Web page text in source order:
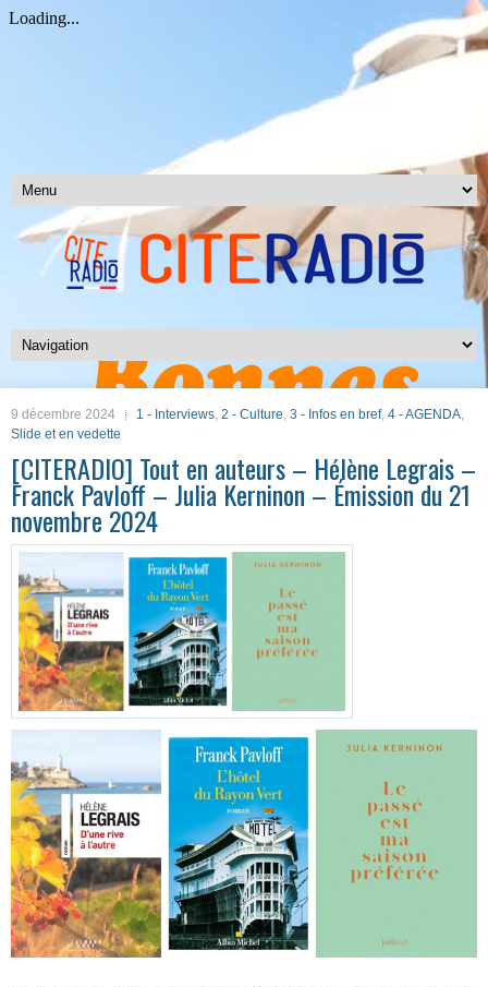
9 décembre 2024 1 - Interviews, 2 - Culture, 3 - Infos en bref, 4 - AGENDA,
Slide et en vedette
[CITERADIO] Tout en auteurs – Hélène Legrais –
Franck Pavloff – Julia Kerninon – Émission du 21
novembre 2024